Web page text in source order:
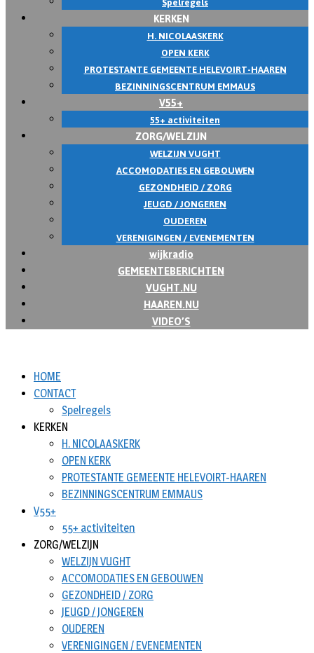
KERKEN
H. NICOLAASKERK
OPEN KERK
PROTESTANTE GEMEENTE HELEVOIRT-HAAREN
BEZINNINGSCENTRUM EMMAUS
V55+
55+ activiteiten
ZORG/WELZIJN
WELZIJN VUGHT
ACCOMODATIES EN GEBOUWEN
GEZONDHEID / ZORG
JEUGD / JONGEREN
OUDEREN
VERENIGINGEN / EVENEMENTEN
wijkradio
GEMEENTEBERICHTEN
VUGHT.NU
HAAREN.NU
VIDEO’S
HOME
CONTACT
Spelregels
KERKEN
H. NICOLAASKERK
OPEN KERK
PROTESTANTE GEMEENTE HELEVOIRT-HAAREN
BEZINNINGSCENTRUM EMMAUS
V55+
55+ activiteiten
ZORG/WELZIJN
WELZIJN VUGHT
ACCOMODATIES EN GEBOUWEN
GEZONDHEID / ZORG
JEUGD / JONGEREN
OUDEREN
VERENIGINGEN / EVENEMENTEN